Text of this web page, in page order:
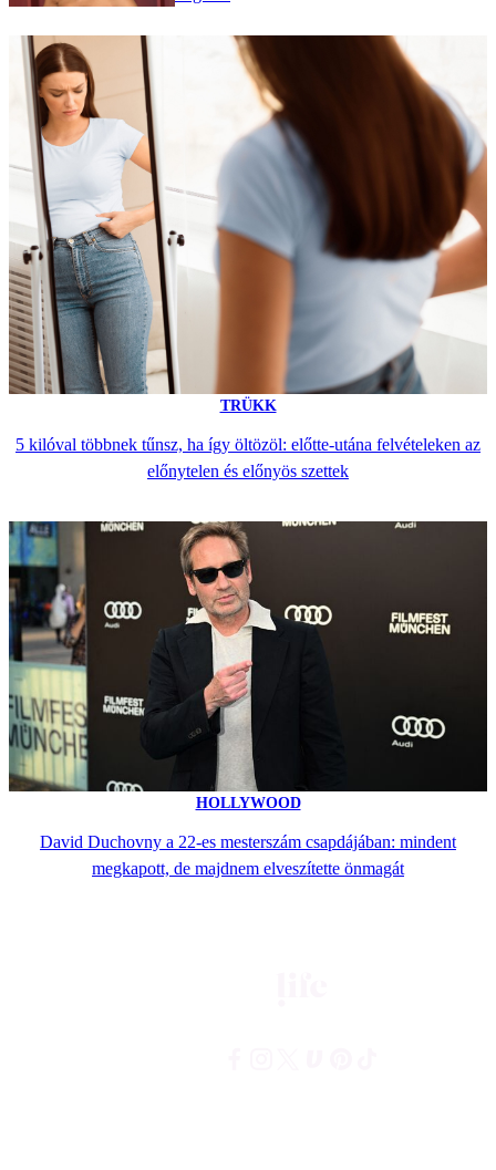
TRÜKK
5 kilóval többnek tűnsz, ha így öltözöl: előtte-utána felvételeken az
előnytelen és előnyös szettek
HOLLYWOOD
David Duchovny a 22-es mesterszám csapdájában: mindent
megkapott, de majdnem elveszítette önmagát